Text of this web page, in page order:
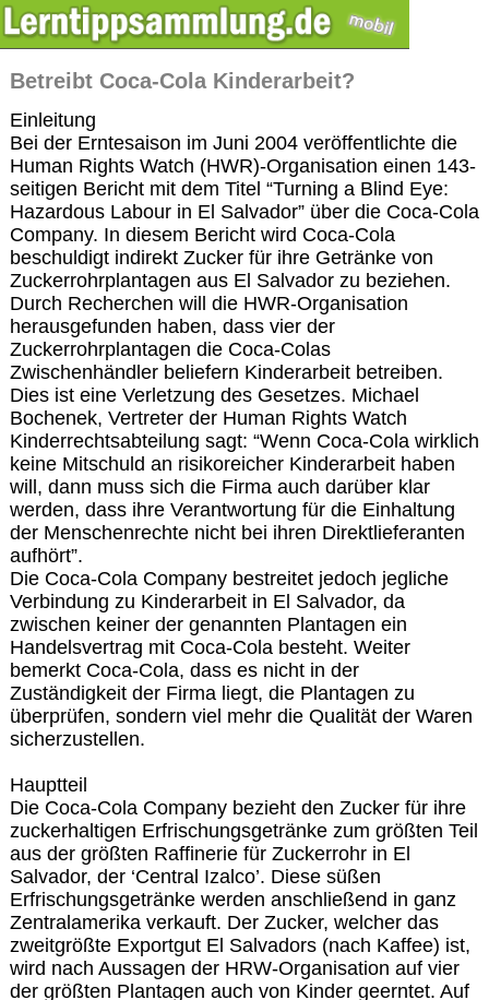
Betreibt Coca-Cola Kinderarbeit?
Einleitung
Bei der Erntesaison im Juni 2004 veröffentlichte die
Human Rights Watch (HWR)-Organisation einen 143-
seitigen Bericht mit dem Titel “Turning a Blind Eye:
Hazardous Labour in El Salvador” über die Coca-Cola
Company. In diesem Bericht wird Coca-Cola
beschuldigt indirekt Zucker für ihre Getränke von
Zuckerrohrplantagen aus El Salvador zu beziehen.
Durch Recherchen will die HWR-Organisation
herausgefunden haben, dass vier der
Zuckerrohrplantagen die Coca-Colas
Zwischenhändler beliefern Kinderarbeit betreiben.
Dies ist eine Verletzung des Gesetzes. Michael
Bochenek, Vertreter der Human Rights Watch
Kinderrechtsabteilung sagt: “Wenn Coca-Cola wirklich
keine Mitschuld an risikoreicher Kinderarbeit haben
will, dann muss sich die Firma auch darüber klar
werden, dass ihre Verantwortung für die Einhaltung
der Menschenrechte nicht bei ihren Direktlieferanten
aufhört”.
Die Coca-Cola Company bestreitet jedoch jegliche
Verbindung zu Kinderarbeit in El Salvador, da
zwischen keiner der genannten Plantagen ein
Handelsvertrag mit Coca-Cola besteht. Weiter
bemerkt Coca-Cola, dass es nicht in der
Zuständigkeit der Firma liegt, die Plantagen zu
überprüfen, sondern viel mehr die Qualität der Waren
sicherzustellen.
Hauptteil
Die Coca-Cola Company bezieht den Zucker für ihre
zuckerhaltigen Erfrischungsgetränke zum größten Teil
aus der größten Raffinerie für Zuckerrohr in El
Salvador, der ‘Central Izalco’. Diese süßen
Erfrischungsgetränke werden anschließend in ganz
Zentralamerika verkauft. Der Zucker, welcher das
zweitgrößte Exportgut El Salvadors (nach Kaffee) ist,
wird nach Aussagen der HRW-Organisation auf vier
der größten Plantagen auch von Kinder geerntet. Auf